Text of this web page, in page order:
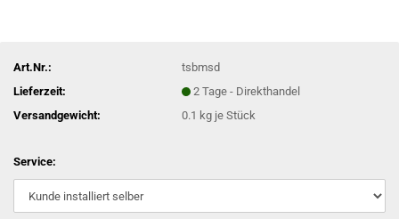
Art.Nr.:
tsbmsd
Lieferzeit:
2 Tage - Direkthandel
Versandgewicht:
0.1 kg je Stück
Service: